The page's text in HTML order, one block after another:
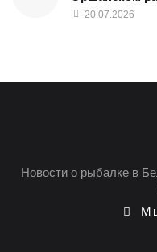
20.07.2026
Новости о рыбалке в